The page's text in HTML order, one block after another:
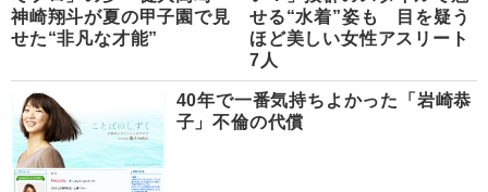
神崎翔斗が夏の甲子園で見
せた“非凡な才能”
せる“水着”姿も 目を疑う
ほど美しい女性アスリート
7人
40年で一番気持ちよかった「岩崎恭
子」不倫の代償